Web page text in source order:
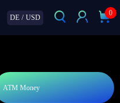
DE / USD
0
ATM Money